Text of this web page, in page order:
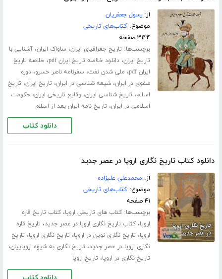
از:رسول جعفریان
موضوع:کتاب‌های تاریخی
۳۱۴۴ صفحه
برچسب‌ها: تاریخ جغرافیای ایران، ساواک ایران،آشنایی با
تاریخ ایران،دانلود خلاصه تاریخ ایران pdf ، خلاصه تاریخ
ایران pdf
، ملی شدن نفت، سفرنامه ناصر خسرو،دوره
صفوی در ایران،شیعه شناسی در ایران، تاریخ ایران، تاریخ
اسلام، تاریخ شناسی ایران، وقایع تاریخی ایران،حکومت
اسلامی در ایران، تاریخ نامه ایران بعد از اسلام
دانلود کتاب
دانلود کتاب تاریخ نگاری اروپا در عصر جدید
از: محمدعلی علیزاده
موضوع:کتاب‌های تاریخی
۴۱ صفحه
برچسب‌ها:کتاب های تاریخی اروپا،کتاب تاریخ قاره
اروپا،کتاب تاریخ نگاری اروپا در عصر جدید، تاریخ قاره
اروپا، تاریخ نگاری نوین در اروپا، تاریخ نگاری اروپا، تاریخ
نگاری اروپا در عصر جدید، تاریخ نگاری به شیوه اروپاییان،
تاریخ نگاری در اروپا، تاریخ اروپا